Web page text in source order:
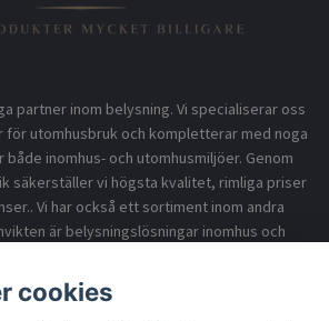
partner inom belysning. Vi specialiserar oss
för utomhusbruk och kompletterar med noga
inomhus- och utomhusmiljöer. Genom
säkerställer vi högsta kvalitet, rimliga priser
Vi har också ett sortiment inom andra
är belysningslösningar inomhus och
cookies